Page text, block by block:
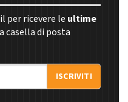
per ricevere le ultime
di posta
ISCRIVITI